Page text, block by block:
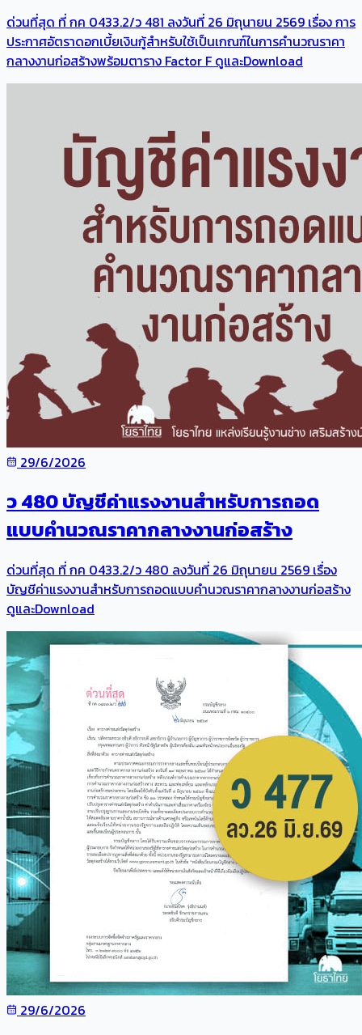
ด่วนที่สุด ที่ กค 0433.2/ว 481 ลงวันที่ 26 มิถุนายน 2569 เรื่อง การ
ประกาศอัตราดอกเบี้ยเงินกู้สำหรับใช้เป็นเกณฑ์ในการคำนวณราคา
กลางงานก่อสร้างพร้อมตาราง Factor F ดูและDownload
29/6/2026
ว 480 บัญชีค่าแรงงานสำหรับการถอด
แบบคำนวณราคากลางงานก่อสร้าง
ด่วนที่สุด ที่ กค 0433.2/ว 480 ลงวันที่ 26 มิถุนายน 2569 เรื่อง
บัญชีค่าแรงงานสำหรับการถอดแบบคำนวณราคากลางงานก่อสร้าง
ดูและDownload
29/6/2026